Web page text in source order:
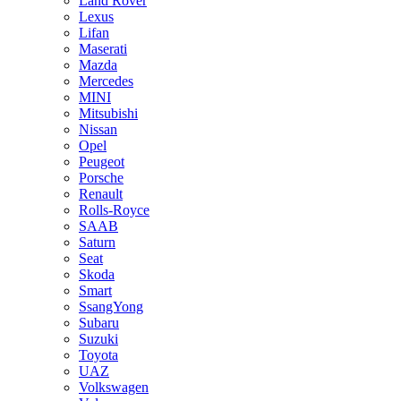
Lexus
Lifan
Maserati
Mazda
Mercedes
MINI
Mitsubishi
Nissan
Opel
Peugeot
Porsche
Renault
Rolls-Royce
SAAB
Saturn
Seat
Skoda
Smart
SsangYong
Subaru
Suzuki
Toyota
UAZ
Volkswagen